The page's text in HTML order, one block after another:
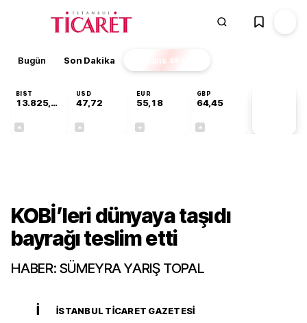
Bugün Son Dakika Finans EKSTRA
BIST
13.825,07
USD
47,72
EUR
55,18
GBP
64,45
KOBİ’leri dünyaya taşıdı
bayrağı teslim etti
HABER: SÜMEYRA YARIŞ TOPAL
İ İSTANBUL TICARET GAZETESI